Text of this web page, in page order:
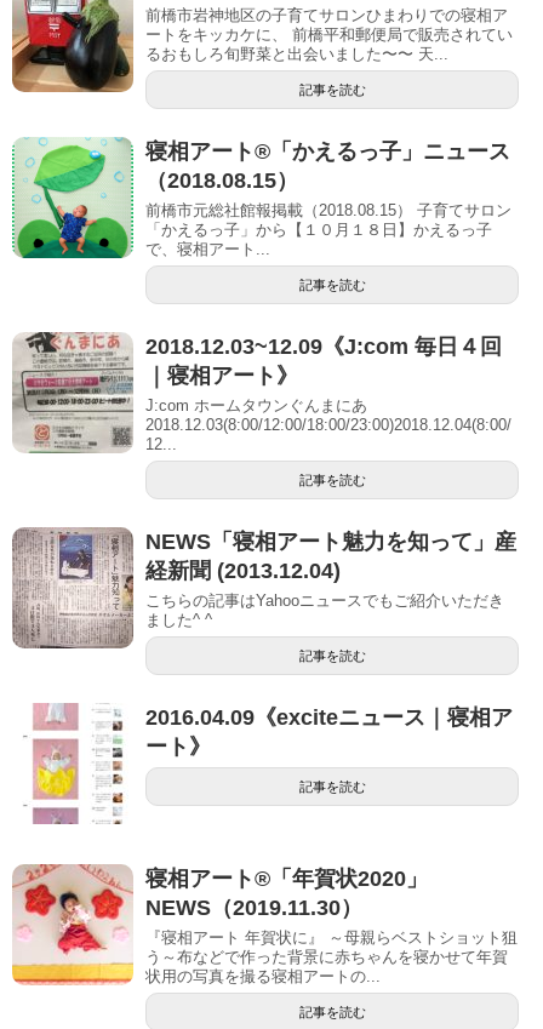
前橋市岩神地区の子育てサロンひまわりでの寝相ア
ートをキッカケに、 前橋平和郵便局で販売されてい
るおもしろ旬野菜と出会いました〜〜 天...
記事を読む
寝相アート®「かえるっ子」ニュース
（2018.08.15）
前橋市元総社館報掲載（2018.08.15） 子育てサロン
「かえるっ子」から【１０⽉１８⽇】かえるっ子
で、寝相アート...
記事を読む
2018.12.03~12.09《J:com 毎日４回
｜寝相アート》
J:com ホームタウンぐんまにあ
2018.12.03(8:00/12:00/18:00/23:00)2018.12.04(8:00/
12...
記事を読む
NEWS「寝相アート魅力を知って」産
経新聞 (2013.12.04)
こちらの記事はYahooニュースでもご紹介いただき
ました^ ^
記事を読む
2016.04.09《exciteニュース｜寝相ア
ート》
記事を読む
寝相アート®︎「年賀状2020」
NEWS（2019.11.30）
『寝相アート 年賀状に』 ～母親らベストショット狙
う～布などで作った背景に赤ちゃんを寝かせて年賀
状用の写真を撮る寝相アートの...
記事を読む